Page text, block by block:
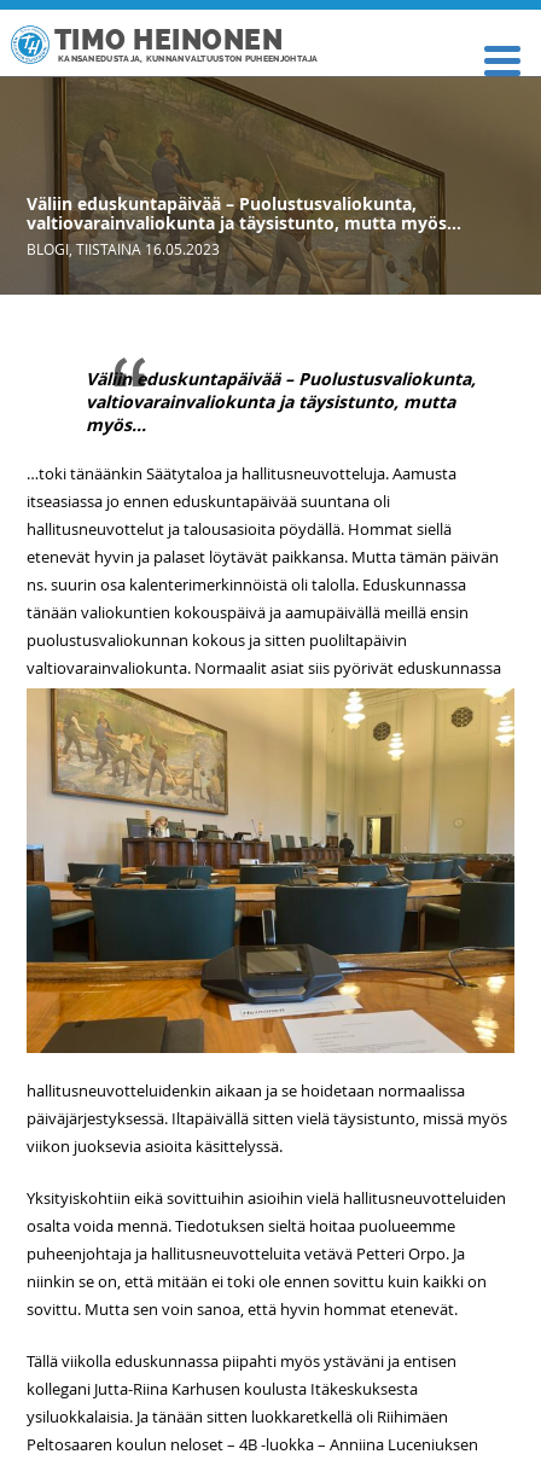
TIMO HEINONEN
KANSANEDUSTAJA, KUNNANVALTUUSTON PUHEENJOHTAJA
Väliin eduskuntapäivää – Puolustusvaliokunta,
valtiovarainvaliokunta ja täysistunto, mutta myös…
BLOGI ,TIISTAINA 16.05.2023
Väliin eduskuntapäivää – Puolustusvaliokunta,
valtiovarainvaliokunta ja täysistunto, mutta
myös…
…toki tänäänkin Säätytaloa ja hallitusneuvotteluja. Aamusta
itseasiassa jo ennen eduskuntapäivää suuntana oli
hallitusneuvottelut ja talousasioita pöydällä. Hommat siellä
etenevät hyvin ja palaset löytävät paikkansa. Mutta tämän päivän
ns. suurin osa kalenterimerkinnöistä oli talolla. Eduskunnassa
tänään valiokuntien kokouspäivä ja aamupäivällä meillä ensin
puolustusvaliokunnan kokous ja sitten puoliltapäivin
valtiovarainvaliokunta. Normaalit asiat siis pyörivät eduskunnassa
hallitusneuvotteluidenkin aikaan ja se hoidetaan normaalissa
päiväjärjestyksessä. Iltapäivällä sitten vielä täysistunto, missä myös
viikon juoksevia asioita käsittelyssä.
Yksityiskohtiin eikä sovittuihin asioihin vielä hallitusneuvotteluiden
osalta voida mennä. Tiedotuksen sieltä hoitaa puolueemme
puheenjohtaja ja hallitusneuvotteluita vetävä Petteri Orpo. Ja
niinkin se on, että mitään ei toki ole ennen sovittu kuin kaikki on
sovittu. Mutta sen voin sanoa, että hyvin hommat etenevät.
Tällä viikolla eduskunnassa piipahti myös ystäväni ja entisen
kollegani Jutta-Riina Karhusen koulusta Itäkeskuksesta
ysiluokkalaisia. Ja tänään sitten luokkaretkellä oli Riihimäen
Peltosaaren koulun neloset – 4B -luokka – Anniina Luceniuksen